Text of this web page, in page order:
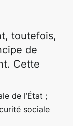
toutefois,
de
Cette
de l’État ;
sociale